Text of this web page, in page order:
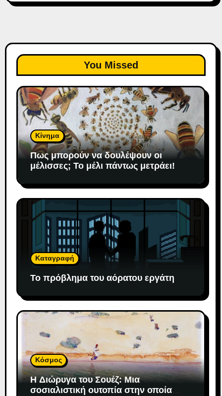
You Missed
Κίνημα
Πως μπορούν να δουλέψουν οι
μέλισσες; To μέλι πάντως μετράει!
Καταγραφή
Το πρόβλημα του αόρατου εργάτη
Κόσμος
H Διώρυγα του Σουέζ: Μια
σοσιαλιστική ουτοπία στην οποία